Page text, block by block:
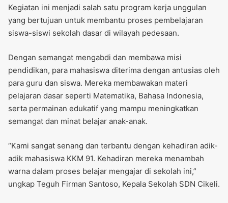
Kegiatan ini menjadi salah satu program kerja unggulan
yang bertujuan untuk membantu proses pembelajaran
siswa-siswi sekolah dasar di wilayah pedesaan.
Dengan semangat mengabdi dan membawa misi
pendidikan, para mahasiswa diterima dengan antusias oleh
para guru dan siswa. Mereka membawakan materi
pelajaran dasar seperti Matematika, Bahasa Indonesia,
serta permainan edukatif yang mampu meningkatkan
semangat dan minat belajar anak-anak.
“Kami sangat senang dan terbantu dengan kehadiran adik-
adik mahasiswa KKM 91. Kehadiran mereka menambah
warna dalam proses belajar mengajar di sekolah ini,”
ungkap Teguh Firman Santoso, Kepala Sekolah SDN Cikeli.